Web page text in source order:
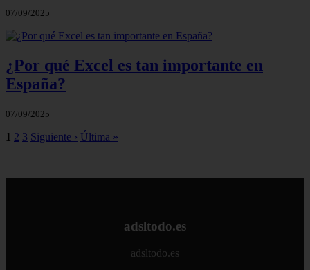
07/09/2025
¿Por qué Excel es tan importante en
España?
07/09/2025
1 2 3 Siguiente › Última »
adsltodo.es
adsltodo.es